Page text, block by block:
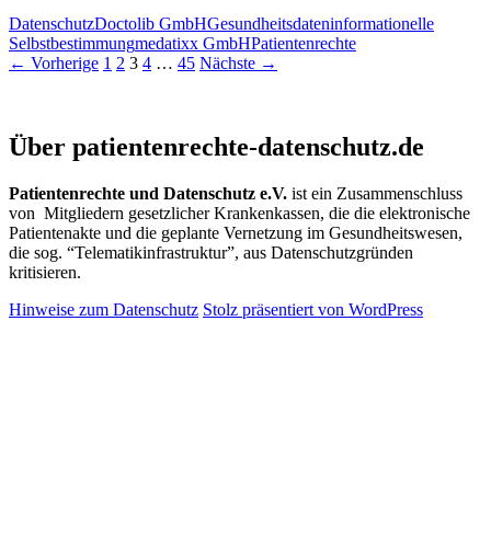
KI-
DatenschutzDoctolib GmbHGesundheitsdateninformationelle
Selbstbestimmungmedatixx GmbHPatientenrechte
Beitragsnavigation
← Vorherige 1 2 3 4 … 45 Nächste →
Patientenrechte und Datenschutz e.V.
Über patientenrechte-datenschutz.de
Patientenrechte und Datenschutz e.V. ist ein Zusammenschluss
von Mitgliedern gesetzlicher Krankenkassen, die die elektronische
Patientenakte und die geplante Vernetzung im Gesundheitswesen,
die sog. “Telematikinfrastruktur”, aus Datenschutzgründen
kritisieren.
Hinweise zum Datenschutz Stolz präsentiert von WordPress